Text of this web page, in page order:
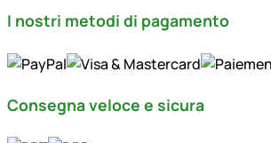
I nostri metodi di pagamento
Consegna veloce e sicura